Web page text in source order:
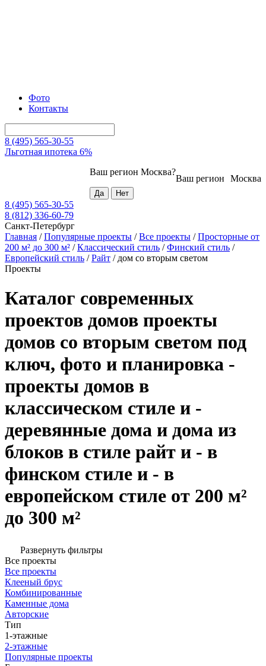
Фото
Контакты
8 (495) 565-30-55
Льготная ипотека 6%
Москва
Ваш регион
Ваш регион Москва?
8 (495) 565-30-55
8 (812) 336-60-79
Санкт-Петербург
Главная /Популярные проекты /Все проекты /Просторные от
200 м² до 300 м² /Классический стиль /Финский стиль /
Европейский стиль /Райт / дом со вторым светом
Проекты
Каталог современных
проектов домов проекты
домов со вторым светом под
ключ, фото и планировка -
проекты домов в
классическом стиле и -
деревянные дома и дома из
блоков в стиле райт и - в
финском стиле и - в
европейском стиле от 200 м²
до 300 м²
Развернуть фильтры
Все проекты
Все проекты
Клееный брус
Комбинированные
Каменные дома
Авторские
Тип
1-этажные
2-этажные
Популярные проекты